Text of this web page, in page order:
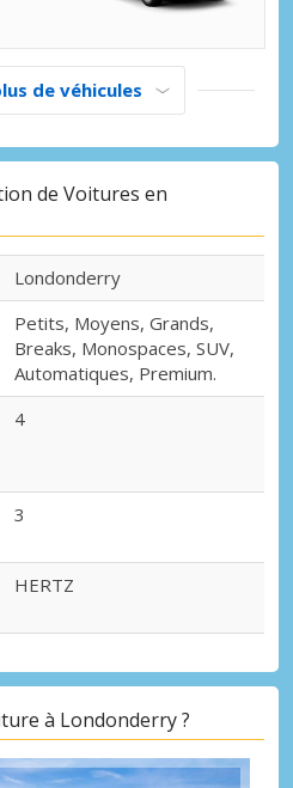
de véhicules
de Voitures en
Londonderry
Petits, Moyens, Grands,
Breaks, Monospaces, SUV,
Automatiques, Premium.
4
3
HERTZ
à Londonderry ?